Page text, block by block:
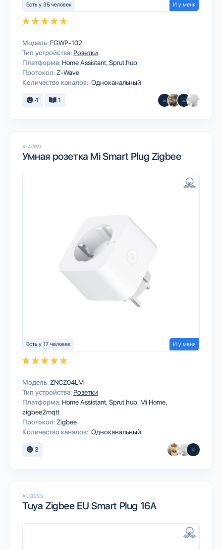
Есть у 35 человек И у меня
Модель: FGWP-102
Тип устройства: Розетки
Платформа: Home AssistantSprut.hub
Протокол: Z-Wave
Количество каналов: Одноканальный
4 1
XIAOMI
Умная розетка Mi Smart Plug Zigbee
Есть у 17 человек И у меня
Модель: ZNCZ04LM
Тип устройства: Розетки
Платформа: Home AssistantSprut.hub Mi Home
zigbee2mqtt
Протокол: Zigbee
Количество каналов: Одноканальный
3
AUBESS
Tuya Zigbee EU Smart Plug 16A